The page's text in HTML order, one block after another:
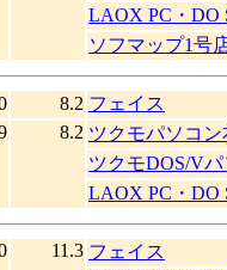
LAOX PC・DO
ソフマップ1号
8.2 フェイス
8.2 ツクモパソコ
ツクモDOS/V
LAOX PC・DO
11.3 フェイス